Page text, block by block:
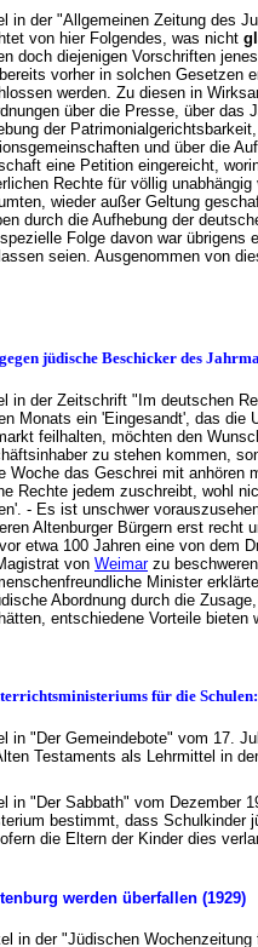
in der "Allgemeinen Zeitung des
von hier Folgendes, was nicht
doch diejenigen Vorschriften
vorher in solchen Gesetzen
werden. Zu diesen in
über die Presse, über das
der
und über die
eine Petition eingereicht,
Rechte für völlig
wieder außer Geltung
durch die Aufhebung der
Folge davon war übrigens
seien. Ausgenommen von
jüdische Beschicker des
in der Zeitschrift "Im deutschen
Monats ein 'Eingesandt', das die
feilhalten, möchten den
zu stehen kommen,
Woche das Geschrei mit anhören
Rechte jedem zuschreibt, wohl
- Es ist unschwer
Altenburger Bürgern erst recht
etwa 100 Jahren eine von dem
von Weimarzu
Minister
Abordnung durch die
entschiedene Vorteile
für die
in "Der Gemeindebote" vom 17.
Testaments als Lehrmittel in
in "Der Sabbath" vom Dezember
bestimmt, dass Schulkinder
die Eltern der Kinder dies
werden überfallen (1929)
in der "Jüdischen